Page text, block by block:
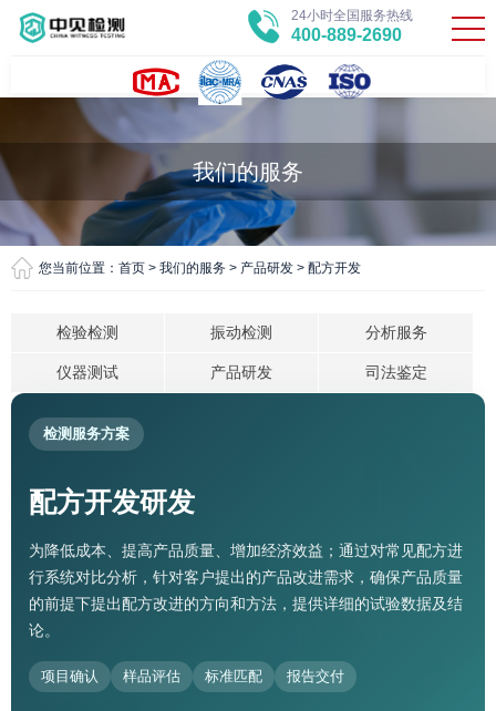
24小时全国服务热线
400-889-2690
我们的服务
您当前位置： 首页 > 我们的服务 > 产品研发 > 配方开发
检验检测 振动检测 分析服务
仪器测试 产品研发 司法鉴定
检测服务方案
配方开发研发
为降低成本、提高产品质量、增加经济效益；通过对常见配方进
行系统对比分析，针对客户提出的产品改进需求，确保产品质量
的前提下提出配方改进的方向和方法，提供详细的试验数据及结
论。
项目确认 样品评估 标准匹配 报告交付